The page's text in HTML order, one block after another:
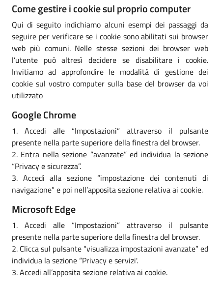
Come gestire i cookie sul proprio computer
Qui di seguito indichiamo alcuni esempi dei passaggi da
seguire per verificare se i cookie sono abilitati sui browser
web più comuni. Nelle stesse sezioni dei browser web
l’utente può altresì decidere se disabilitare i cookie.
Invitiamo ad approfondire le modalità di gestione dei
cookie sul vostro computer sulla base del browser da voi
utilizzato
Google Chrome
1. Accedi alle “Impostazioni” attraverso il pulsante
presente nella parte superiore della finestra del browser.
2. Entra nella sezione “avanzate” ed individua la sezione
“Privacy e sicurezza”.
3. Accedi alla sezione “impostazione dei contenuti di
navigazione” e poi nell’apposita sezione relativa ai cookie.
Microsoft Edge
1. Accedi alle “Impostazioni” attraverso il pulsante
presente nella parte superiore della finestra del browser.
2. Clicca sul pulsante “visualizza impostazioni avanzate” ed
individua la sezione “Privacy e servizi'.
3. Accedi all’apposita sezione relativa ai cookie.